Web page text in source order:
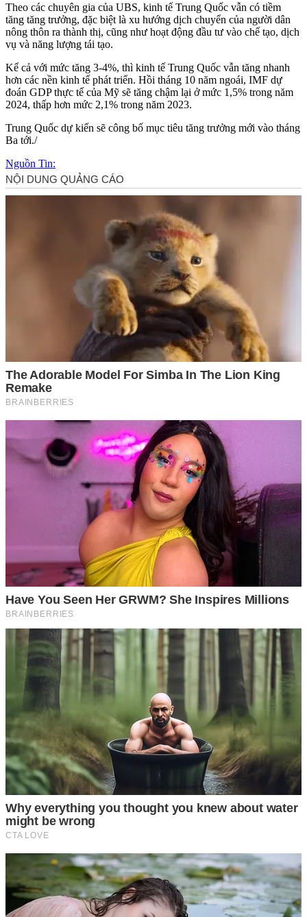
Theo các chuyên gia của UBS, kinh tế Trung Quốc vẫn có tiềm
tăng tăng trưởng, đặc biệt là xu hướng dịch chuyển của người dân
nông thôn ra thành thị, cũng như hoạt động đầu tư vào chế tạo, dịch
vụ và năng lượng tái tạo.
Kể cả với mức tăng 3-4%, thì kinh tế Trung Quốc vẫn tăng nhanh
hơn các nền kinh tế phát triển. Hồi tháng 10 năm ngoái, IMF dự
đoán GDP thực tế của Mỹ sẽ tăng chậm lại ở mức 1,5% trong năm
2024, thấp hơn mức 2,1% trong năm 2023.
Trung Quốc dự kiến sẽ công bố mục tiêu tăng trưởng mới vào tháng
Ba tới./
Nguồn Tin: